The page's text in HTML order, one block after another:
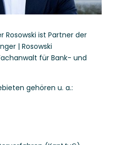
Rosowski ist Partner der
| Rosowski
für Bank- und
gehören u. a.: